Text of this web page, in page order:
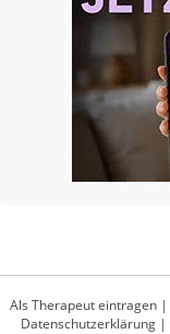
Als Therapeut eintragen |
Datenschutzerklärung|